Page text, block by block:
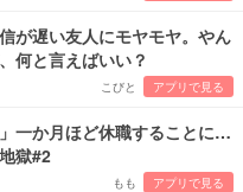
が遅い友人にモヤモヤ。やん
何と言えばいい？
こびと アプリで見る
一か月ほど休職することに…
獄#2
もも アプリで見る